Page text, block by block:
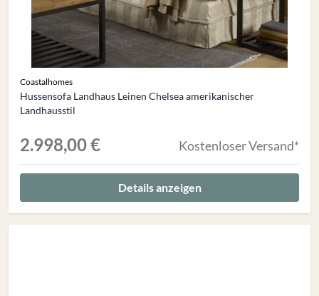
Coastalhomes
Hussensofa Landhaus Leinen Chelsea amerikanischer
Landhausstil
2.998,00 € Kostenloser Versand*
Details anzeigen